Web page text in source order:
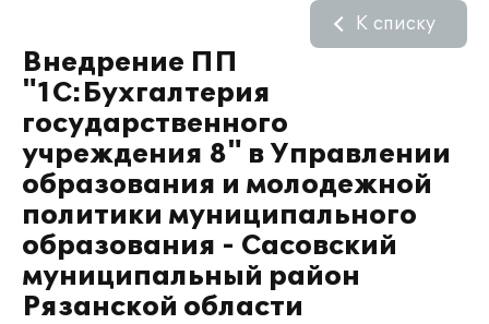
Внедрение ПП
"1С:Бухгалтерия
государственного
учреждения 8" в Управлении
образования и молодежной
политики муниципального
образования - Сасовский
муниципальный район
Рязанской области
К списку